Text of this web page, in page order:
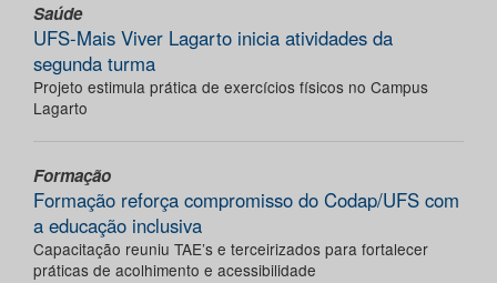
Saúde
UFS-Mais Viver Lagarto inicia atividades da
segunda turma
Projeto estimula prática de exercícios físicos no Campus
Lagarto
Formação
Formação reforça compromisso do Codap/UFS com
a educação inclusiva
Capacitação reuniu TAE’s e terceirizados para fortalecer
práticas de acolhimento e acessibilidade